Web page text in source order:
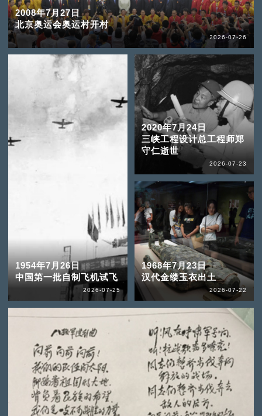
2008年7月27日
北京奥运会奥运村开村
2026-07-26
1954年7月26日
中国第一批自制飞机试飞
2026-07-25
2020年7月24日
三峡工程设计总工程师郑
守仁逝世
2026-07-23
1968年7月23日
汉代金缕玉衣出土
2026-07-22